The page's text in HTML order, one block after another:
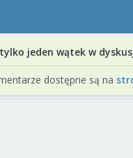
jeden wątek w
dostępne są na